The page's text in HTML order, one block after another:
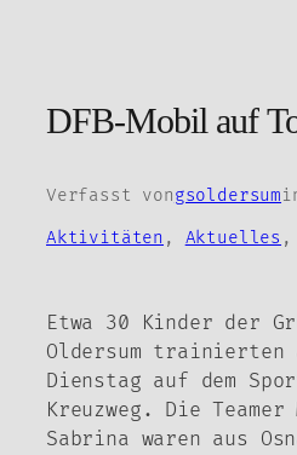
springen
DFB-Mobil auf
Verfasst vongsoldersum
Aktivitäten , Aktuelles ,
Etwa 30 Kinder der
Oldersum trainierten
Dienstag auf dem
Kreuzweg. Die
Sabrina waren aus